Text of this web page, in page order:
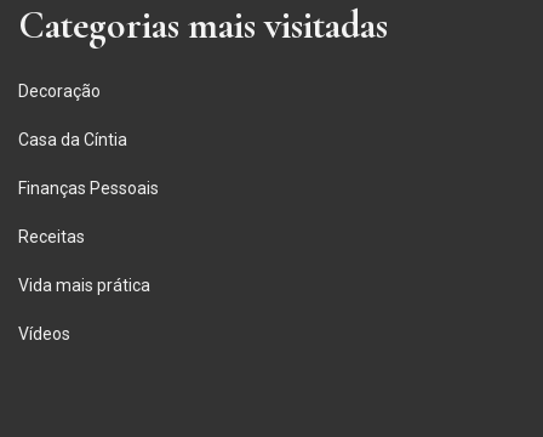
Categorias mais visitadas
Decoração
Casa da Cíntia
Finanças Pessoais
Receitas
Vida mais prática
Vídeos